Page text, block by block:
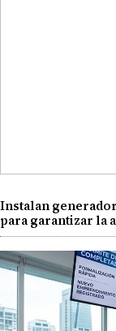
Instalan
para garantizar la